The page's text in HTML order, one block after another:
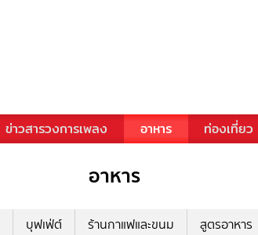
ข่าวสารวงการเพลง อาหาร ท่องเที่ยว
อาหาร
บุฟเฟ่ต์ ร้านกาแฟและขนม สูตรอาหาร